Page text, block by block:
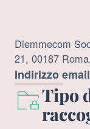
Diemmecom
21, 00187
Indirizzo
Tipo